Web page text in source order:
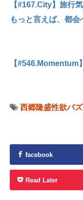
【#167.City】旅行
もっと言えば、都
【#546.Momentum
西郷隆盛性欲バ
facebook
Read Later